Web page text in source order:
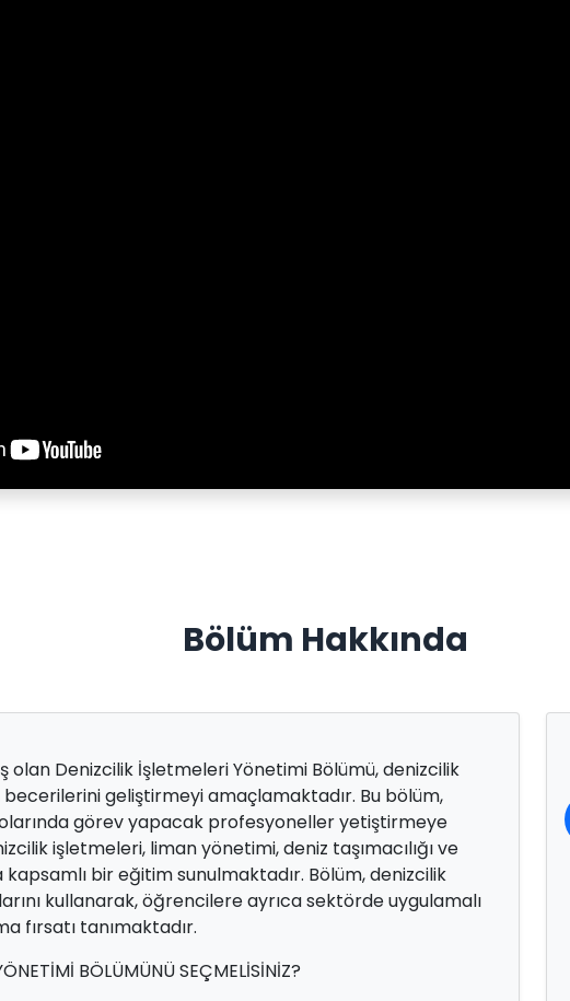
Bölüm Hakkında
olan Denizcilik İşletmeleri Yönetimi Bölümü, denizcilik
geliştirmeyi amaçlamaktadır. Bu bölüm,
görev yapacak profesyoneller yetiştirmeye
işletmeleri, liman yönetimi, deniz taşımacılığı ve
kapsamlı bir eğitim sunulmaktadır. Bölüm, denizcilik
kullanarak, öğrencilere ayrıca sektörde uygulamalı
fırsatı tanımaktadır.
BÖLÜMÜNÜ SEÇMELİSİNİZ?